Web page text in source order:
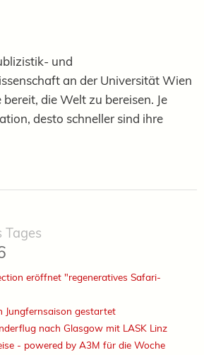
und
an der Universität Wien
die Welt zu bereisen. Je
desto schneller sind ihre
Tages
eröffnet "regeneratives Safari-
Jungfernsaison gestartet
nach Glasgow mit LASK Linz
- powered by A3M für die Woche